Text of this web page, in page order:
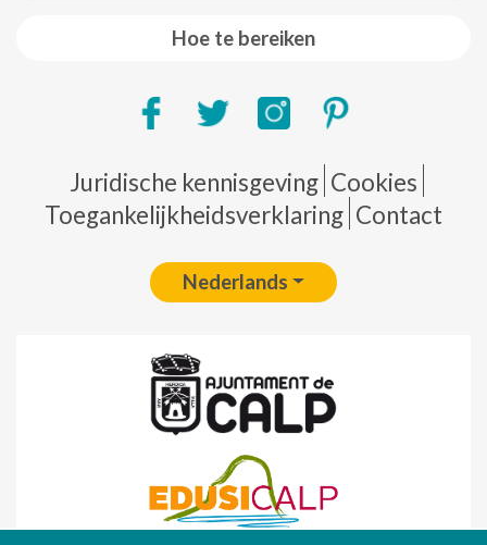
Hoe te bereiken
Pie de página
Juridische kennisgeving Cookies
Toegankelijkheidsverklaring Contact
Nederlands